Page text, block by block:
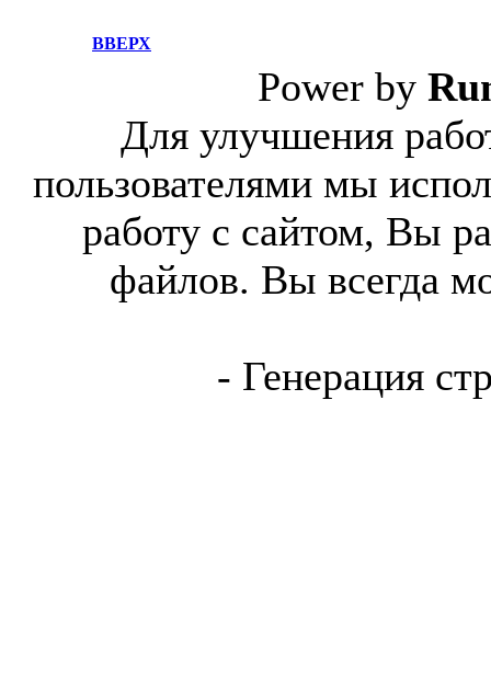
ВВЕРХ
Power by
Для улучшения
пользователями мы
работу с сайтом, Вы
файлов. Вы всегда
- Генерация